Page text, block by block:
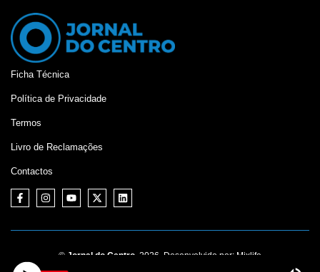
Ficha Técnica
Política de Privacidade
Termos
Livro de Reclamações
Contactos
© Jornal do Centro, 2026. Desenvolvido por: Mixlife